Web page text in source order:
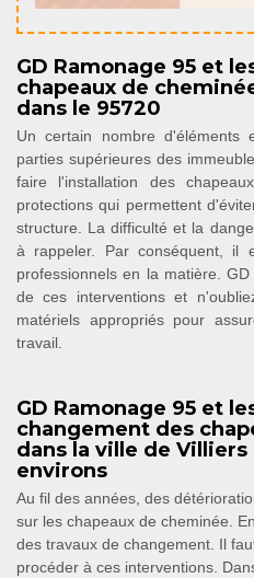
GD Ramonage 95 et
chapeaux de
dans le 95720
Un certain nombre
parties supérieures des
faire l'installation des
protections qui permettent
structure. La difficulté et la
à rappeler. Par conséquent, il
professionnels en la matière.
de ces interventions et
matériels appropriés pour
travail.
GD Ramonage 95 et
changement des
dans la ville de Villiers
environs
Au fil des années, des
sur les chapeaux de cheminée.
des travaux de changement. Il
procéder à ces interventions.